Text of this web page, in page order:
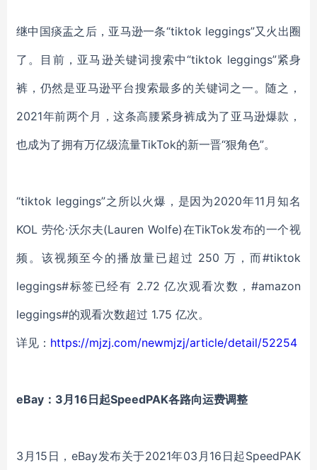
继中国痰盂之后，亚马逊一条“tiktok leggings”又火出圈
了。目前，亚马逊关键词搜索中“tiktok leggings”紧身
裤，仍然是亚马逊平台搜索最多的关键词之一。随之，
2021年前两个月，这条高腰紧身裤成为了亚马逊爆款，
也成为了拥有万亿级流量TikTok的新一晋“狠角色”。
“tiktok leggings”之所以火爆，是因为2020年11月知名
KOL 劳伦·沃尔夫(Lauren Wolfe)在TikTok发布的一个视
频。该视频至今的播放量已超过 250 万，而#tiktok
leggings#标签已经有 2.72 亿次观看次数，#amazon
leggings#的观看次数超过 1.75 亿次。
详见： https://mjzj.com/newmjzj/article/detail/52254
eBay：3月16日起SpeedPAK各路向运费调整
3月15日，eBay发布关于2021年03月16日起SpeedPAK